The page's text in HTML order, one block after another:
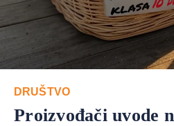
DRUŠTVO
Proizvođači uvode